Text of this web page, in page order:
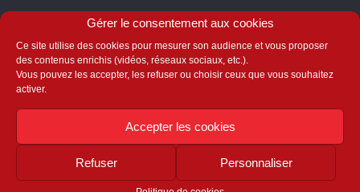
Gérer le consentement aux cookies
Ce site utilise des cookies pour mesurer son audience et vous proposer
des contenus enrichis (vidéos, réseaux sociaux, etc.).
Vous pouvez les accepter, les refuser ou choisir ceux que vous souhaitez
activer.
Accepter les cookies
Refuser Personnaliser
TÉMOIGNAGES
ACCUEIL
Comité National du Diaconat
58 avenue de Breteuil - 75007 Paris